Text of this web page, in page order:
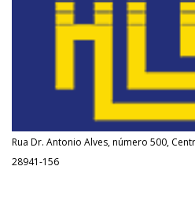
Rua Dr. Antonio Alves, número 500,
28941-156